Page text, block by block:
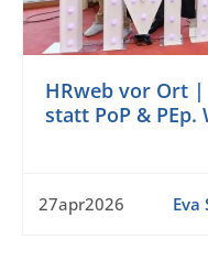
HRweb vor Ort
statt PoP &
27apr2026 Eva